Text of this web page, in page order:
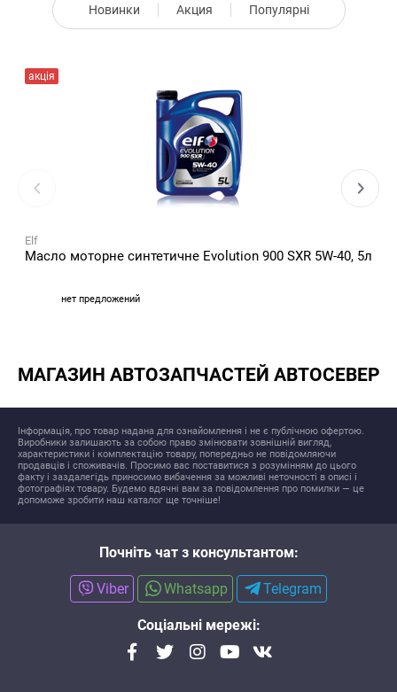
Новинки Акция Популярні
акція
Elf
Масло моторне синтетичне Evolution 900 SXR 5W-40, 5л
нет предложений
МАГАЗИН АВТОЗАПЧАСТЕЙ АВТОСЕВЕР
Інформація, про товар надана для ознайомлення і не є публічною офертою.
Виробники залишають за собою право змінювати зовнішній вигляд,
характеристики і комплектацію товару, попередньо не повідомляючи
продавців і споживачів. Просимо вас поставитися з розумінням до цього
факту і заздалегідь приносимо вибачення за можливі неточності в описі і
фотографіях товару. Будемо вдячні вам за повідомлення про помилки — це
допоможе зробити наш каталог ще точніше!
Почніть чат з консультантом:
Viber Whatsapp Telegram
Соціальні мережі: